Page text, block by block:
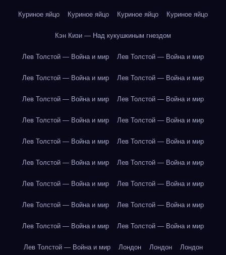
Куриное яйцо Куриное яйцо Куриное яйцо Куриное яйцо
Кэн Кизи — Над кукушкиным гнездом
Лев Толстой — Война и мир Лев Толстой — Война и мир
Лев Толстой — Война и мир Лев Толстой — Война и мир
Лев Толстой — Война и мир Лев Толстой — Война и мир
Лев Толстой — Война и мир Лев Толстой — Война и мир
Лев Толстой — Война и мир Лев Толстой — Война и мир
Лев Толстой — Война и мир Лев Толстой — Война и мир
Лев Толстой — Война и мир Лев Толстой — Война и мир
Лев Толстой — Война и мир Лев Толстой — Война и мир
Лев Толстой — Война и мир Лев Толстой — Война и мир
Лев Толстой — Война и мир Лондон Лондон Лондон